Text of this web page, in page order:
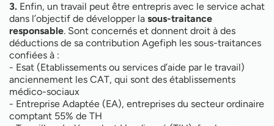
3. Enfin, un travail peut être entrepris avec le service achat
dans l’objectif de développer la sous-traitance
responsable. Sont concernés et donnent droit à des
déductions de sa contribution Agefiph les sous-traitances
confiées à :
- Esat (Etablissements ou services d’aide par le travail)
anciennement les CAT, qui sont des établissements
médico-sociaux
- Entreprise Adaptée (EA), entreprises du secteur ordinaire
comptant 55% de TH